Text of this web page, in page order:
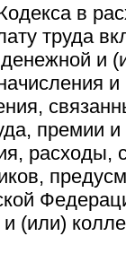
в
труда
и
и
премии
расходы,
(или)